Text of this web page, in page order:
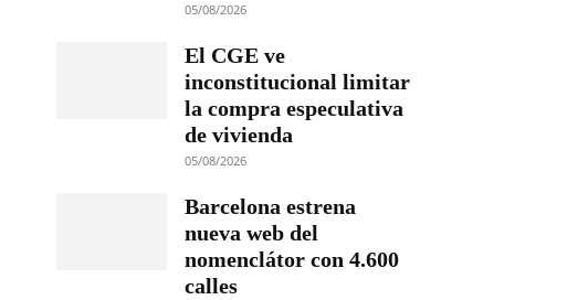
05/08/2026
El CGE ve
inconstitucional limitar
la compra especulativa
de vivienda
05/08/2026
Barcelona estrena
nueva web del
nomenclátor con 4.600
calles